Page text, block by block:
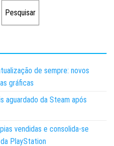
Pesquisar
de sempre: novos
gráficas
aguardado da Steam após
vendidas e consolida-se
PlayStation